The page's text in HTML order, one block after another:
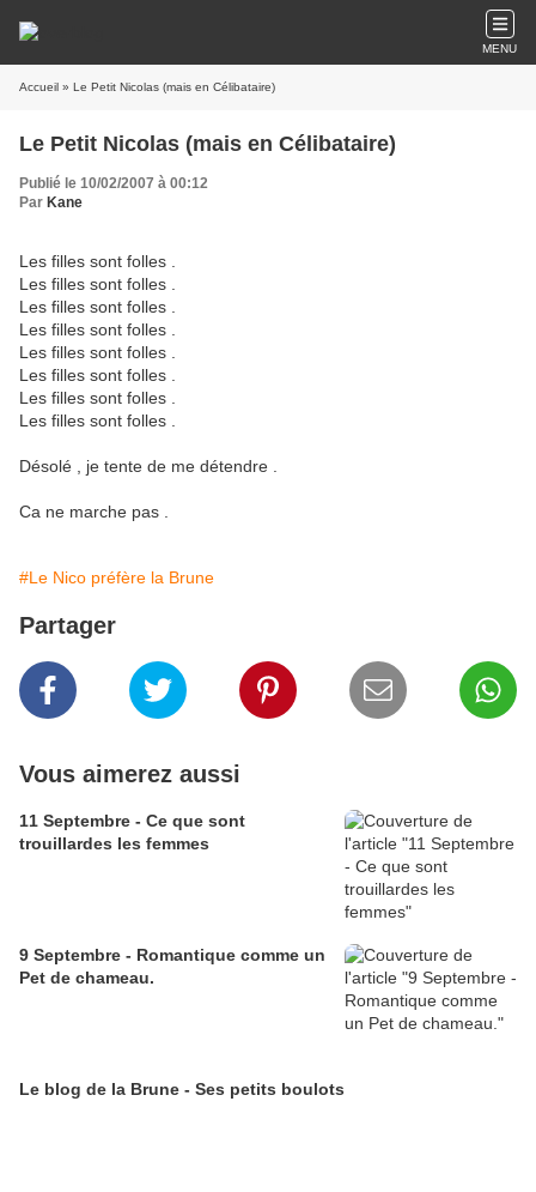
MENU
Accueil » Le Petit Nicolas (mais en Célibataire)
Le Petit Nicolas (mais en Célibataire)
Publié le 10/02/2007 à 00:12
Par Kane
Les filles sont folles .
Les filles sont folles .
Les filles sont folles .
Les filles sont folles .
Les filles sont folles .
Les filles sont folles .
Les filles sont folles .
Les filles sont folles .
Désolé , je tente de me détendre .
Ca ne marche pas .
#Le Nico préfère la Brune
Partager
Vous aimerez aussi
11 Septembre - Ce que sont
trouillardes les femmes
9 Septembre - Romantique comme un
Pet de chameau.
Le blog de la Brune - Ses petits boulots